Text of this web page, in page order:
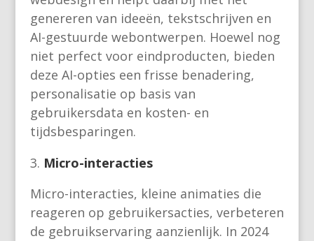
genereren van ideeën, tekstschrijven en
AI-gestuurde webontwerpen. Hoewel nog
niet perfect voor eindproducten, bieden
deze AI-opties een frisse benadering,
personalisatie op basis van
gebruikersdata en kosten- en
tijdsbesparingen.
Micro-interacties
Micro-interacties, kleine animaties die
reageren op gebruikersacties, verbeteren
de gebruikservaring aanzienlijk. In 2024